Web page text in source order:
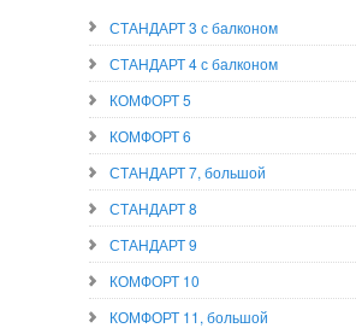
СТАНДАРТ 3 с балконом
СТАНДАРТ 4 с балконом
КОМФОРТ 5
КОМФОРТ 6
СТАНДАРТ 7, большой
СТАНДАРТ 8
СТАНДАРТ 9
КОМФОРТ 10
КОМФОРТ 11, большой